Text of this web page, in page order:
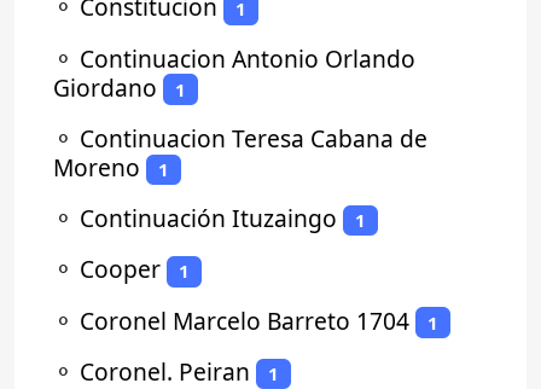
⚬ Constitucion 1
⚬ Continuacion Antonio Orlando
Giordano
1
⚬ Continuacion Teresa Cabana de
Moreno
1
⚬ Continuación Ituzaingo 1
⚬ Cooper 1
⚬ Coronel Marcelo Barreto 1704 1
⚬ Coronel. Peiran 1